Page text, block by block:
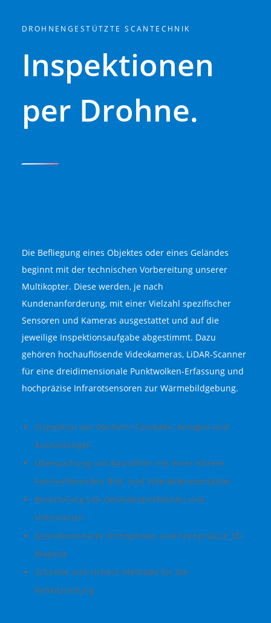
DROHNENGESTÜTZTE SCANTECHNIK
Inspektionen
per Drohne.
Die Befliegung eines Objektes oder eines Geländes
beginnt mit der technischen Vorbereitung unserer
Multikopter. Diese werden, je nach
Kundenanforderung, mit einer Vielzahl spezifischer
Sensoren und Kameras ausgestattet und auf die
jeweilige Inspektionsaufgabe abgestimmt. Dazu
gehören hochauflösende Videokameras, LiDAR-Scanner
für eine dreidimensionale Punktwolken-Erfassung und
hochpräzise Infrarotsensoren zur Wärmebildgebung.
Inspektion von Dächern, Fassaden, Anlagen und
Ausrüstungen
Überwachung von Baustellen mit einer extrem
hochauflösenden Bild- und Videodokumentation
Berechnung von Geländeoberflächen und
Höhenlinien
Georeferenzierte Orthophotos und hochpräzise 3D-
Modelle
Schnelle und sichere Methode für die
Rehkitzrettung